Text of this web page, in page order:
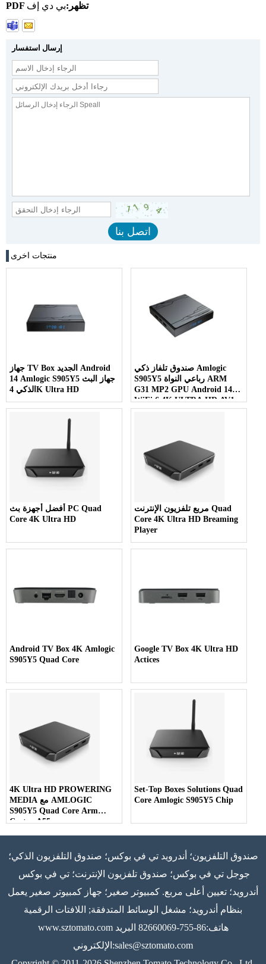
PDF تظهر:بي دي إف
إرسال استفسار
منتجات اخرى
جهاز TV Box الجديد Android
14 Amlogic S905Y5 جهاز البث
الذكي 4K Ultra HD
صندوق تلفاز ذكي Amlogic
S905Y5 رباعي النواة ARM
G31 MP2 GPU Android 14
WiFi 6 4K ULTRA HD AV1
HDR10
أفضل أجهزة بث PC Quad
Core 4K Ultra HD
مربع تلفزيون الإنترنت Quad
Core 4K Ultra HD Breaming
Player
Android TV Box 4K Amlogic
S905Y5 Quad Core
Google TV Box 4K Ultra HD
Actices
4K Ultra HD PROWERING
MEDIA مع AMLOGIC
S905Y5 Quad Core Arm
Cortex A55
Set-Top Boxes Solutions Quad
Core Amlogic S905Y5 Chip
صندوق التلفزيون؛ أندرويد تي في بوكس؛ صندوق التلفزيون الذكي؛
جوجل تي في بوكس؛ صندوق تلفزيون الإنترنت؛ تي في بوكس ​​
أندرويد؛ تعيين أعلى مربع. كمبيوتر صغير؛ جهاز كمبيوتر صغير يعمل
بنظام أندرويد؛ مشغل الوسائط المتدفقة; اللافتات الرقمية
www.sztomato.comهاتف:86-755-82660069 البريد
الإلكتروني:sales@sztomato.com